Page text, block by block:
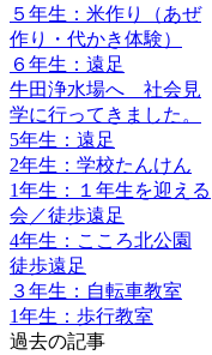
５年生：米作り（あぜ
作り・代かき体験）
６年生：遠足
牛田浄水場へ 社会見
学に行ってきました。
5年生：遠足
2年生：学校たんけん
1年生：１年生を迎える
会／徒歩遠足
4年生：こころ北公園
徒歩遠足
３年生：自転車教室
1年生：歩行教室
過去の記事